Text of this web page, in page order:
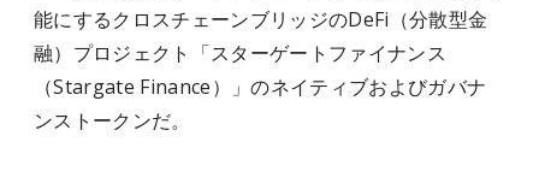
能にするクロスチェーンブリッジのDeFi（分散型金
融）プロジェクト「スターゲートファイナンス
（Stargate Finance）」のネイティブおよびガバナ
ンストークンだ。